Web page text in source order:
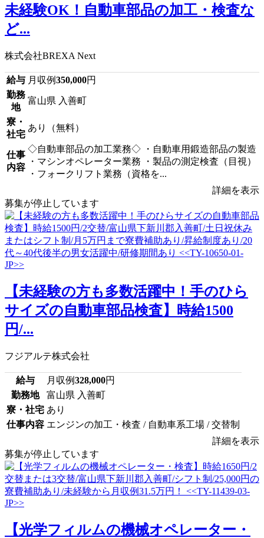
未経験OK！自動車部品の加工・検査な
ど...
株式会社BREXA Next
給与 月収例350,000円
勤務
地
富山県 入善町
寮・
社宅
あり（無料）
仕事
内容
◇自動車部品の加工業務◇ ・自動車用鍛造部品の製造
・マシンオペレーター業務 ・製品の測定検査（目視）
・フォークリフト業務（資格を...
詳細を表示
募集が停止しています
【未経験の方も多数活躍中！手のひら
サイズの自動車部品検査】時給1500
円/...
フジアルテ株式会社
給与 月収例328,000円
勤務地
富山県 入善町
寮・社宅 あり
仕事内容 エンジンの加工・検査 / 自動車系工場 / 交替制
詳細を表示
募集が停止しています
【光学フィルムの機械オペレーター・